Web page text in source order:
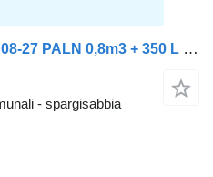
Nido Schmidt STRATOS B08-27 PALN 0,8m3 + 350 L Zoutstrooier
- spargisabbia